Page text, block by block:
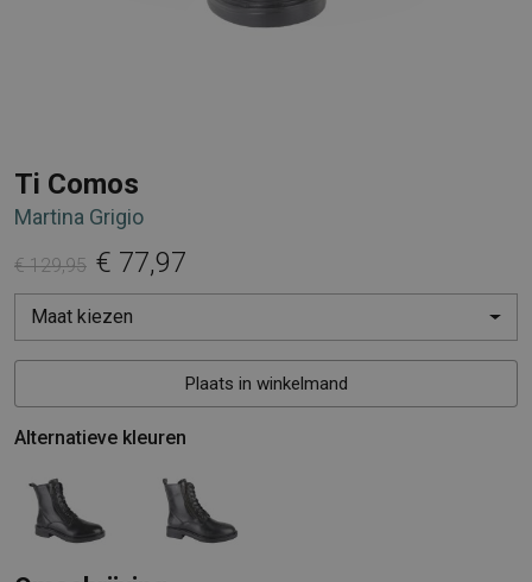
Ti Comos
Martina Grigio
€ 129,95 € 77,97
Maat kiezen
Plaats in winkelmand
Alternatieve kleuren